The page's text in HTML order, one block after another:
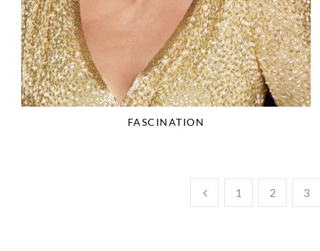
FASCINATION
1 2 3